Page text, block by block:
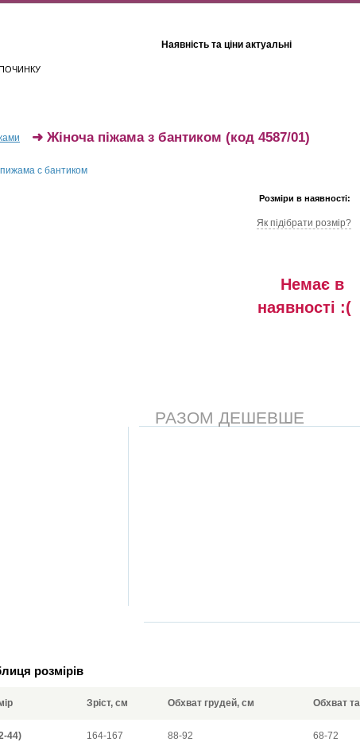
Наявність та ціни актуальні
➜ Жіноча піжама з бантиком (код 4587/01)
Розміри в наявності:
Як підібрати розмір?
Немає в
наявностi :(
РАЗОМ ДЕШЕВШЕ
розмірів
Зріст, см Обхват грудей, см Обхват
44) 164-167 88-92 68-72